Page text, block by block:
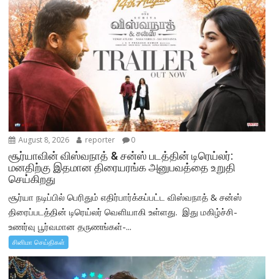
August 8, 2026 reporter 0
சூர்யாவின் விஸ்வநாத் & சன்ஸ் படத்தின் டிரெய்லர்:
மனதிற்கு இதமான திரையரங்க அனுபவத்தை உறுதி
செய்கிறது
சூர்யா நடிப்பில் பெரிதும் எதிர்பார்க்கப்பட்ட விஸ்வநாத் & சன்ஸ்
திரைப்படத்தின் டிரெய்லர் வெளியாகி உள்ளது. இது மகிழ்ச்சி-
உணர்வு பூர்வமான தருணங்கள்-...
சினிமா செய்திகள்